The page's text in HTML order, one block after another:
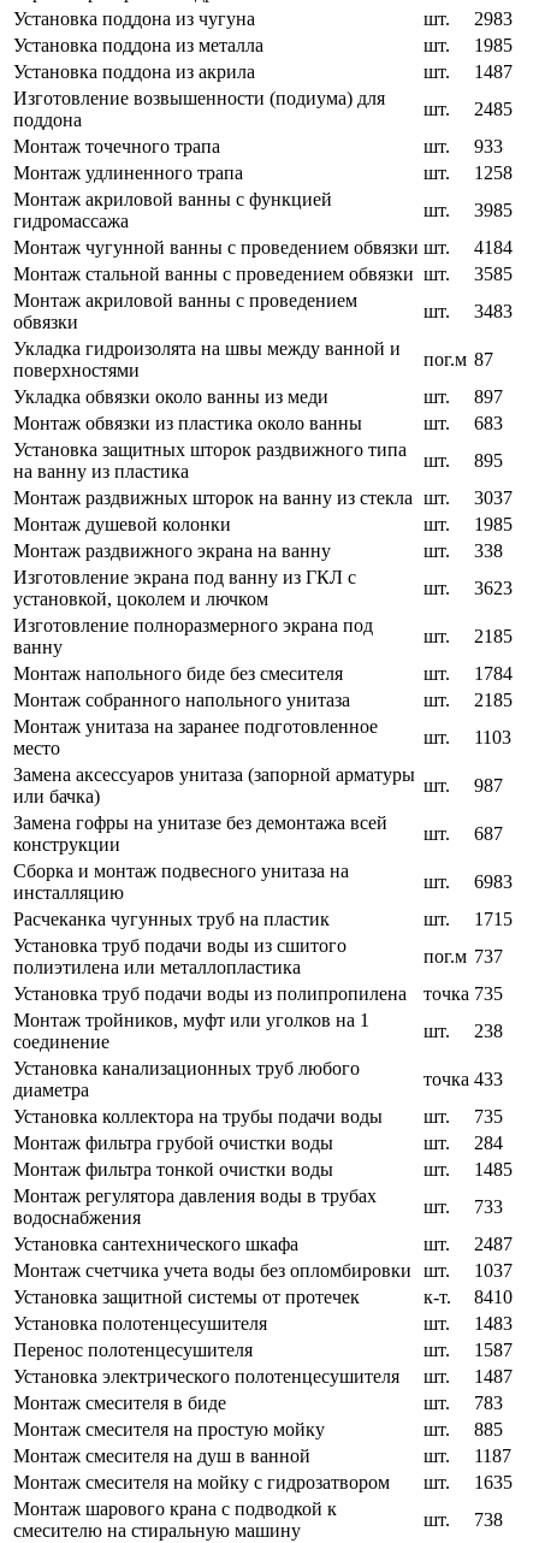
Установка поддона из чугуна
шт.
2983
Установка поддона из металла
шт.
1985
Установка поддона из акрила
шт.
1487
Изготовление возвышенности (подиума) для
поддона
шт.
2485
Монтаж точечного трапа
шт.
933
Монтаж удлиненного трапа
шт.
1258
Монтаж акриловой ванны с функцией
гидромассажа
шт.
3985
Монтаж чугунной ванны с проведением обвязки шт.
4184
Монтаж стальной ванны с проведением обвязки шт.
3585
Монтаж акриловой ванны с проведением
обвязки
шт.
3483
Укладка гидроизолята на швы между ванной и
поверхностями
пог.м 87
Укладка обвязки около ванны из меди
шт.
897
Монтаж обвязки из пластика около ванны
шт.
683
Установка защитных шторок раздвижного типа
на ванну из пластика
шт.
895
Монтаж раздвижных шторок на ванну из стекла шт.
3037
Монтаж душевой колонки
шт.
1985
Монтаж раздвижного экрана на ванну
шт.
338
Изготовление экрана под ванну из ГКЛ с
установкой, цоколем и лючком
шт.
3623
Изготовление полноразмерного экрана под
ванну
шт.
2185
Монтаж напольного биде без смесителя
шт.
1784
Монтаж собранного напольного унитаза
шт.
2185
Монтаж унитаза на заранее подготовленное
место
шт.
1103
Замена аксессуаров унитаза (запорной арматуры
или бачка)
шт.
987
Замена гофры на унитазе без демонтажа всей
конструкции
шт.
687
Сборка и монтаж подвесного унитаза на
инсталляцию
шт.
6983
Расчеканка чугунных труб на пластик
шт.
1715
Установка труб подачи воды из сшитого
полиэтилена или металлопластика
пог.м 737
Установка труб подачи воды из полипропилена
точка 735
Монтаж тройников, муфт или уголков на 1
соединение
шт.
238
Установка канализационных труб любого
диаметра
точка 433
Установка коллектора на трубы подачи воды
шт.
735
Монтаж фильтра грубой очистки воды
шт.
284
Монтаж фильтра тонкой очистки воды
шт.
1485
Монтаж регулятора давления воды в трубах
водоснабжения
шт.
733
Установка сантехнического шкафа
шт.
2487
Монтаж счетчика учета воды без опломбировки
шт.
1037
Установка защитной системы от протечек
к-т.
8410
Установка полотенцесушителя
шт.
1483
Перенос полотенцесушителя
шт.
1587
Установка электрического полотенцесушителя
шт.
1487
Монтаж смесителя в биде
шт.
783
Монтаж смесителя на простую мойку
шт.
885
Монтаж смесителя на душ в ванной
шт.
1187
Монтаж смесителя на мойку с гидрозатвором
шт.
1635
Монтаж шарового крана с подводкой к
смесителю на стиральную машину
шт.
738